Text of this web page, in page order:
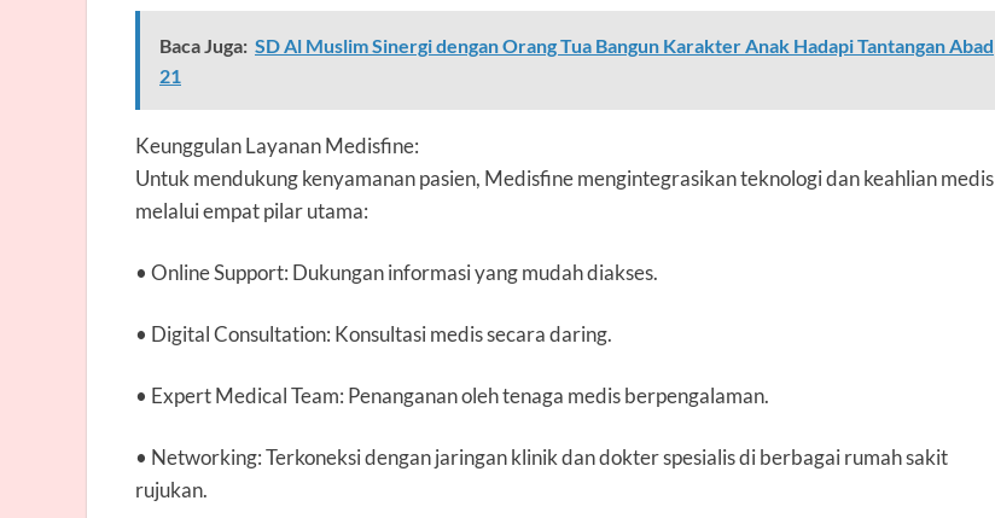
Baca Juga: SD Al Muslim Sinergi dengan Orang Tua Bangun Karakter Anak Hadapi Tantangan Abad
21
Keunggulan Layanan Medisfine:
Untuk mendukung kenyamanan pasien, Medisfine mengintegrasikan teknologi dan keahlian medis
melalui empat pilar utama:
• Online Support: Dukungan informasi yang mudah diakses.
• Digital Consultation: Konsultasi medis secara daring.
• Expert Medical Team: Penanganan oleh tenaga medis berpengalaman.
• Networking:Terkoneksi dengan jaringan klinik dan dokter spesialis di berbagai rumah sakit
rujukan.